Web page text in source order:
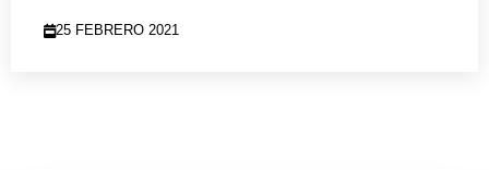
25 FEBRERO 2021